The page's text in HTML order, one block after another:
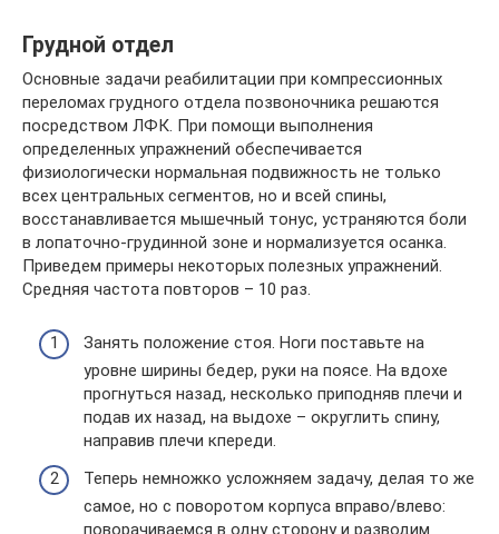
Грудной отдел
Основные задачи реабилитации при компрессионных
переломах грудного отдела позвоночника решаются
посредством ЛФК. При помощи выполнения
определенных упражнений обеспечивается
физиологически нормальная подвижность не только
всех центральных сегментов, но и всей спины,
восстанавливается мышечный тонус, устраняются боли
в лопаточно-грудинной зоне и нормализуется осанка.
Приведем примеры некоторых полезных упражнений.
Средняя частота повторов – 10 раз.
Занять положение стоя. Ноги поставьте на
уровне ширины бедер, руки на поясе. На вдохе
прогнуться назад, несколько приподняв плечи и
подав их назад, на выдохе – округлить спину,
направив плечи кпереди.
Теперь немножко усложняем задачу, делая то же
самое, но с поворотом корпуса вправо/влево:
поворачиваемся в одну сторону и разводим